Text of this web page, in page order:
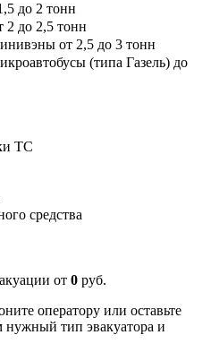
до 2 тонн
до 2,5 тонн
от 2,5 до 3 тонн
(типа Газель) до
ТС
средства
от 0руб.
оператору или оставьте
нужный тип эвакуатора и